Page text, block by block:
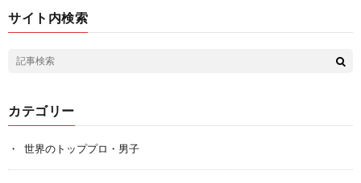
サイト内検索
カテゴリー
世界のトッププロ・男子